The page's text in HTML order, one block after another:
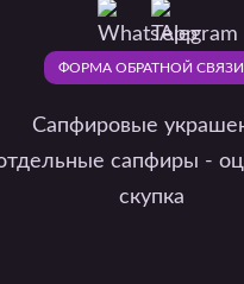
ФОРМА ОБРАТНОЙ СВЯЗИ